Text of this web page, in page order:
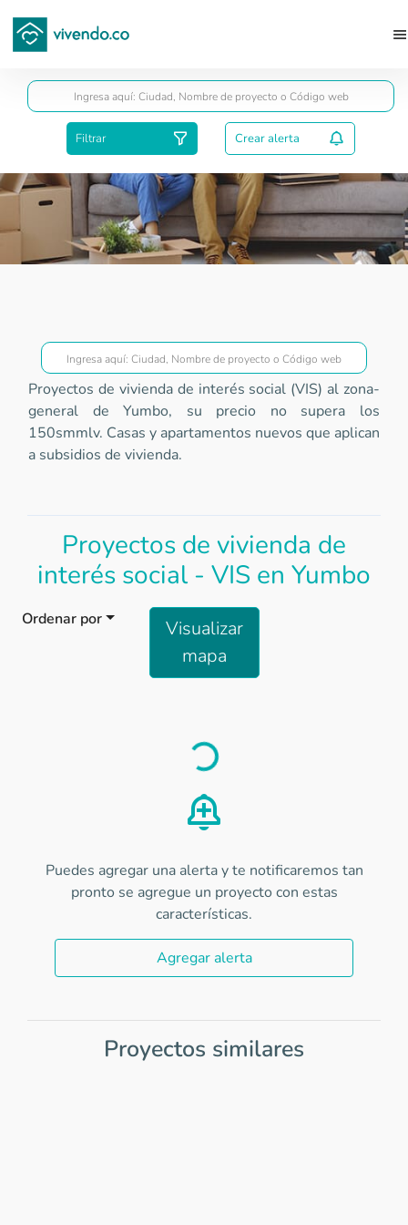
Filtrar Crear alerta
Proyectos VIS
Proyectos de vivienda de
interés social - VIS en Yumbo
Proyectos de vivienda de interés social (VIS) al zona-
general de Yumbo, su precio no supera los
150smmlv. Casas y apartamentos nuevos que aplican
a subsidios de vivienda.
Ordenar por
Visualizar
mapa
Load
Puedes agregar una alerta y te notificaremos tan
pronto se agregue un proyecto con estas
características.
Agregar alerta
Proyectos similares